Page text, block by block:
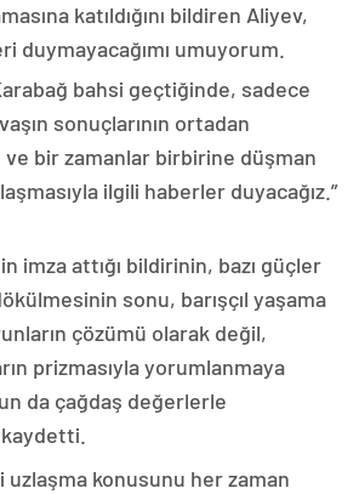
katıldığını bildiren Aliyev,
duymayacağımı umuyorum.
bahsi geçtiğinde, sadece
sonuçlarının ortadan
ve bir zamanlar birbirine düşman
ilgili haberler duyacağız.”
imza attığı bildirinin, bazı güçler
sonu, barışçıl yaşama
çözümü olarak değil,
prizmasıyla yorumlanmaya
da çağdaş değerlerle
kaydetti.
uzlaşma konusunu her zaman